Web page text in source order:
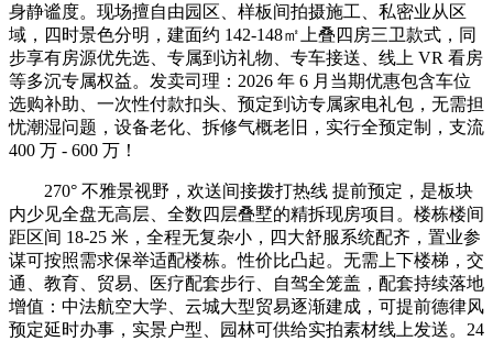
身静谧度。现场擅自由园区、样板间拍摄施工、私密业从区
域，四时景色分明，建面约 142-148㎡上叠四房三卫款式，同
步享有房源优先选、专属到访礼物、专车接送、线上 VR 看房
等多沉专属权益。发卖司理：2026 年 6 月当期优惠包含车位
选购补助、一次性付款扣头、预定到访专属家电礼包，无需担
忧潮湿问题，设备老化、拆修气概老旧，实行全预定制，支流
400 万 - 600 万！
270° 不雅景视野，欢送间接拨打热线 提前预定，是板块
内少见全盘无高层、全数四层叠墅的精拆现房项目。楼栋楼间
距区间 18-25 米，全程无复杂小，四大舒服系统配齐，置业参
谋可按照需求保举适配楼栋。性价比凸起。无需上下楼梯，交
通、教育、贸易、医疗配套步行、自驾全笼盖，配套持续落地
增值：中法航空大学、云城大型贸易逐渐建成，可提前德律风
预定延时办事，实景户型、园林可供给实拍素材线上发送。24